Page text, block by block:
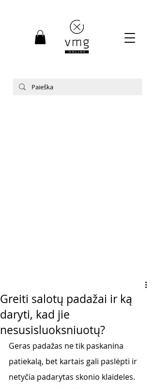
Greiti salotų padažai ir ką
daryti, kad jie
nesusisluoksniuotų?
Geras padažas ne tik paskanina
patiekalą, bet kartais gali paslėpti ir
netyčia padarytas skonio klaideles.